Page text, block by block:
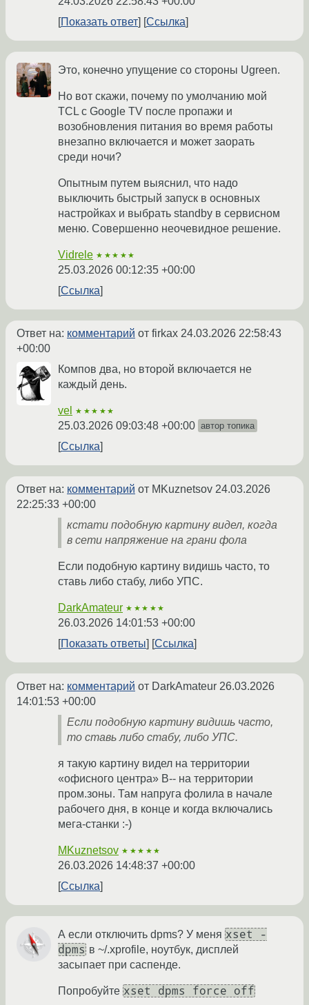
Показать ответ
Ссылка
Это, конечно упущение со стороны Ugreen.
Но вот скажи, почему по умолчанию мой
TCL с Google TV после пропажи и
возобновления питания во время работы
внезапно включается и может заорать
среди ночи?
Опытным путем выяснил, что надо
выключить быстрый запуск в основных
настройках и выбрать standby в сервисном
меню. Совершенно неочевидное решение.
Vidrele ★★★★★
25.03.2026 00:12:35 +00:00
Ссылка
Ответ на: комментарий от firkax 24.03.2026 22:58:43
+00:00
Компов два, но второй включается не
каждый день.
vel ★★★★★
25.03.2026 09:03:48 +00:00 автор топика
Ссылка
Ответ на: комментарий от MKuznetsov 24.03.2026
22:25:33 +00:00
кстати подобную картину видел, когда
в сети напряжение на грани фола
Если подобную картину видишь часто, то
ставь либо стабу, либо УПС.
DarkAmateur ★★★★★
26.03.2026 14:01:53 +00:00
Показать ответы
Ссылка
Ответ на: комментарий от DarkAmateur 26.03.2026
14:01:53 +00:00
Если подобную картину видишь часто,
то ставь либо стабу, либо УПС.
я такую картину видел на территории
«офисного центра» B-- на территории
пром.зоны. Там напруга фолила в начале
рабочего дня, в конце и когда включались
мега-станки :-)
MKuznetsov ★★★★★
26.03.2026 14:48:37 +00:00
Ссылка
А если отключить dpms? У меня xset -
dpms в ~/.xprofile, ноутбук, дисплей
засыпает при саспенде.
Попробуйте xset dpms force off